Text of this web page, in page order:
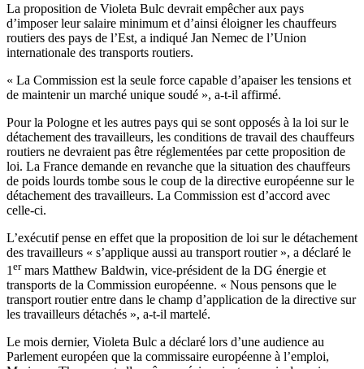
La proposition de Violeta Bulc devrait empêcher aux pays
d’imposer leur salaire minimum et d’ainsi éloigner les chauffeurs
routiers des pays de l’Est, a indiqué Jan Nemec de l’Union
internationale des transports routiers.
« La Commission est la seule force capable d’apaiser les tensions et
de maintenir un marché unique soudé », a-t-il affirmé.
Pour la Pologne et les autres pays qui se sont opposés à la loi sur le
détachement des travailleurs, les conditions de travail des chauffeurs
routiers ne devraient pas être réglementées par cette proposition de
loi. La France demande en revanche que la situation des chauffeurs
de poids lourds tombe sous le coup de la directive européenne sur le
détachement des travailleurs. La Commission est d’accord avec
celle-ci.
L’exécutif pense en effet que la proposition de loi sur le détachement
des travailleurs « s’applique aussi au transport routier », a déclaré le
1 ermars Matthew Baldwin, vice-président de la DG énergie et
transports de la Commission européenne. « Nous pensons que le
transport routier entre dans le champ d’application de la directive sur
les travailleurs détachés », a-t-il martelé.
Le mois dernier, Violeta Bulc a déclaré lors d’une audience au
Parlement européen que la commissaire européenne à l’emploi,